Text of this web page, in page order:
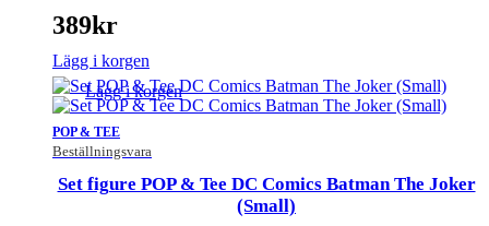
389kr
Lägg i korgen
POP & TEE
Beställningsvara
Lägg i korgen
Set figure POP & Tee DC Comics Batman The Joker
(Small)